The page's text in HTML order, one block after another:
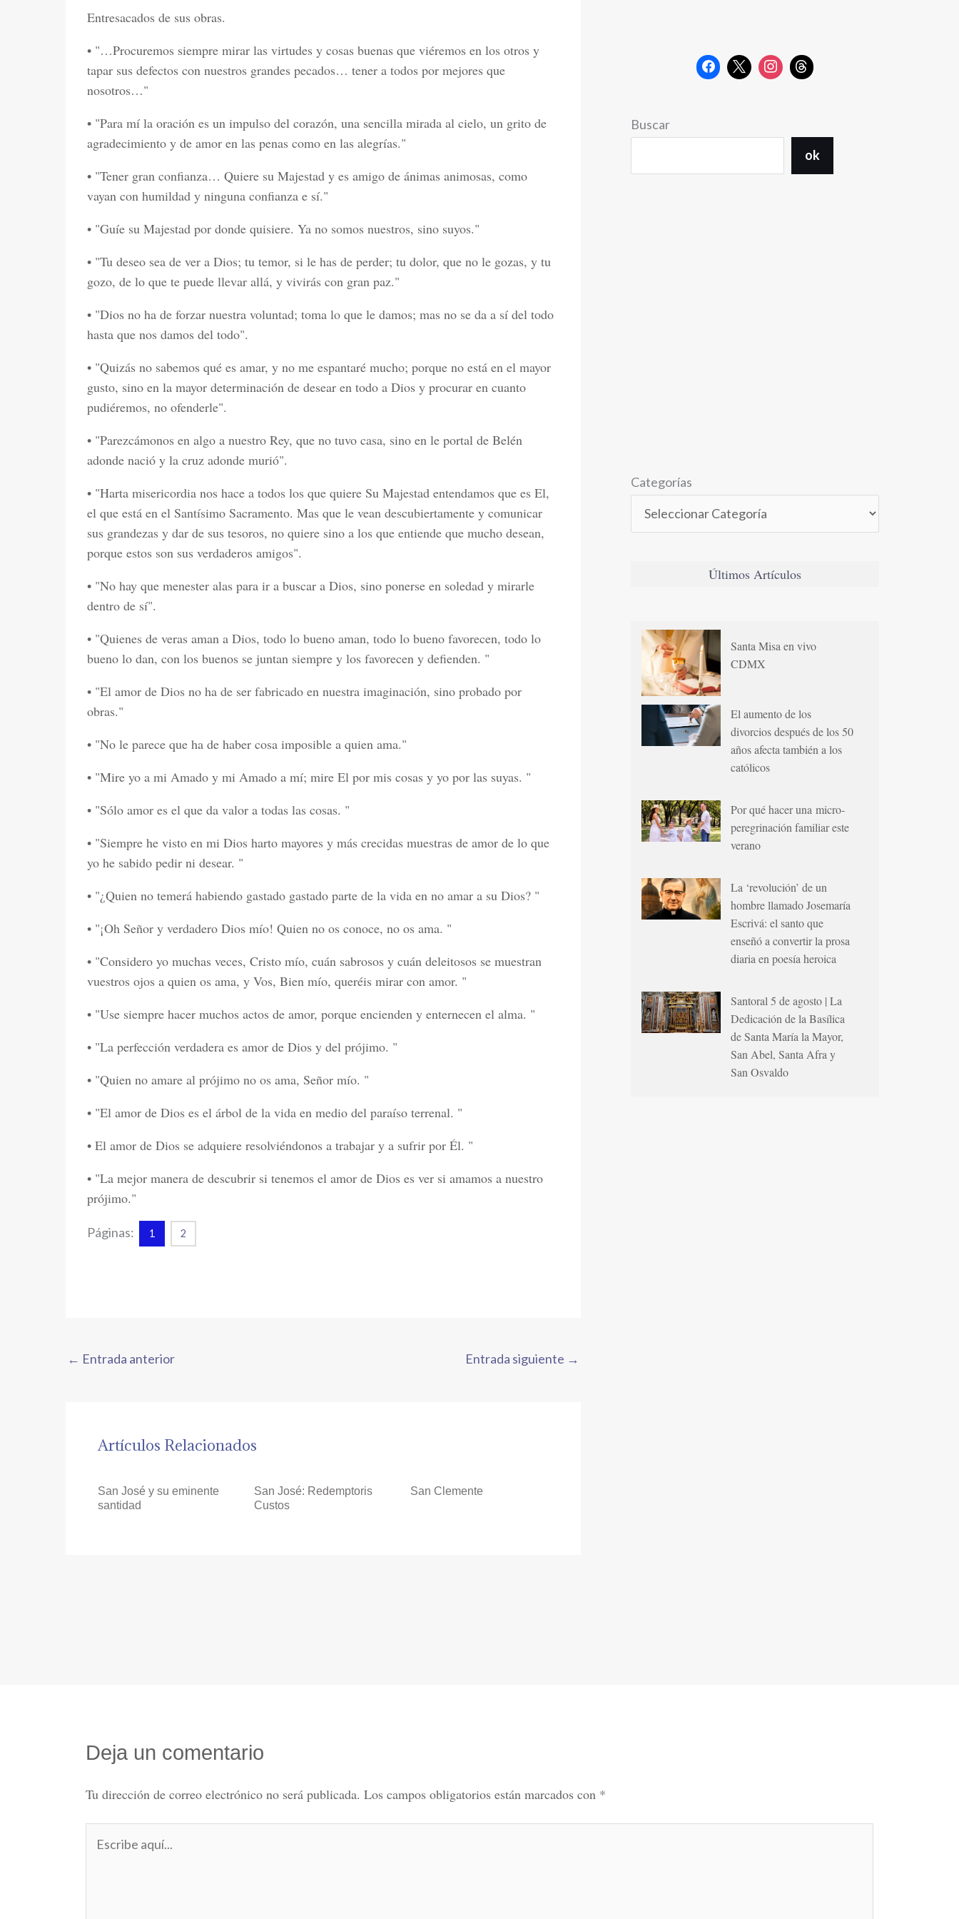
Entresacados de sus obras.
• "…Procuremos siempre mirar las virtudes y cosas buenas que viéremos en los otros y
tapar sus defectos con nuestros grandes pecados… tener a todos por mejores que
nosotros…"
• "Para mí la oración es un impulso del corazón, una sencilla mirada al cielo, un grito de
agradecimiento y de amor en las penas como en las alegrías."
• "Tener gran confianza… Quiere su Majestad y es amigo de ánimas animosas, como
vayan con humildad y ninguna confianza e sí."
• "Guíe su Majestad por donde quisiere. Ya no somos nuestros, sino suyos."
• "Tu deseo sea de ver a Dios; tu temor, si le has de perder; tu dolor, que no le gozas, y tu
gozo, de lo que te puede llevar allá, y vivirás con gran paz."
• "Dios no ha de forzar nuestra voluntad; toma lo que le damos; mas no se da a sí del todo
hasta que nos damos del todo".
• "Quizás no sabemos qué es amar, y no me espantaré mucho; porque no está en el mayor
gusto, sino en la mayor determinación de desear en todo a Dios y procurar en cuanto
pudiéremos, no ofenderle".
• "Parezcámonos en algo a nuestro Rey, que no tuvo casa, sino en le portal de Belén
adonde nació y la cruz adonde murió".
• "Harta misericordia nos hace a todos los que quiere Su Majestad entendamos que es El,
el que está en el Santísimo Sacramento. Mas que le vean descubiertamente y comunicar
sus grandezas y dar de sus tesoros, no quiere sino a los que entiende que mucho desean,
porque estos son sus verdaderos amigos".
• "No hay que menester alas para ir a buscar a Dios, sino ponerse en soledad y mirarle
dentro de sí".
• "Quienes de veras aman a Dios, todo lo bueno aman, todo lo bueno favorecen, todo lo
bueno lo dan, con los buenos se juntan siempre y los favorecen y defienden. "
• "El amor de Dios no ha de ser fabricado en nuestra imaginación, sino probado por
obras."
• "No le parece que ha de haber cosa imposible a quien ama."
• "Mire yo a mi Amado y mi Amado a mí; mire El por mis cosas y yo por las suyas. "
• "Sólo amor es el que da valor a todas las cosas. "
• "Siempre he visto en mi Dios harto mayores y más crecidas muestras de amor de lo que
yo he sabido pedir ni desear. "
• "¿Quien no temerá habiendo gastado gastado parte de la vida en no amar a su Dios? "
• "¡Oh Señor y verdadero Dios mío! Quien no os conoce, no os ama. "
• "Considero yo muchas veces, Cristo mío, cuán sabrosos y cuán deleitosos se muestran
vuestros ojos a quien os ama, y Vos, Bien mío, queréis mirar con amor. "
• "Use siempre hacer muchos actos de amor, porque encienden y enternecen el alma. "
• "La perfección verdadera es amor de Dios y del prójimo. "
• "Quien no amare al prójimo no os ama, Señor mío. "
• "El amor de Dios es el árbol de la vida en medio del paraíso terrenal. "
• El amor de Dios se adquiere resolviéndonos a trabajar y a sufrir por Él. "
• "La mejor manera de descubrir si tenemos el amor de Dios es ver si amamos a nuestro
prójimo."
Páginas: 1 2
← Entrada anterior Entrada siguiente →
Artículos Relacionados
San José y su eminente
santidad
San José: Redemptoris
Custos
San Clemente
Buscar
ok
Categorías
Últimos Artículos
Santa Misa en vivo
CDMX
El aumento de los
divorcios después de los 50
años afecta también a los
católicos
Por qué hacer una micro-
peregrinación familiar este
verano
La ‘revolución’ de un
hombre llamado Josemaría
Escrivá: el santo que
enseñó a convertir la prosa
diaria en poesía heroica
Santoral 5 de agosto | La
Dedicación de la Basílica
de Santa María la Mayor,
San Abel, Santa Afra y
San Osvaldo
Deja un comentario
Tu dirección de correo electrónico no será publicada. Los campos obligatorios están marcados con *
aquí...